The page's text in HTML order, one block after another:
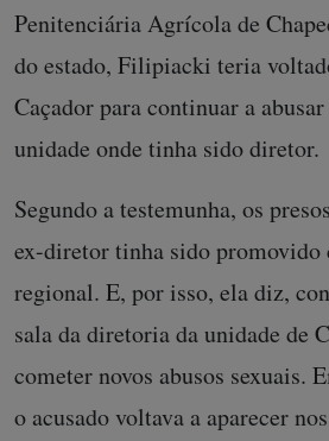
Penitenciária Agrícola de
do estado, Filipiacki teria
Caçador para continuar a abusar
unidade onde tinha sido diretor.
Segundo a testemunha, os
ex-diretor tinha sido
regional. E, por isso, ela diz,
sala da diretoria da unidade de
cometer novos abusos sexuais.
o acusado voltava a aparecer